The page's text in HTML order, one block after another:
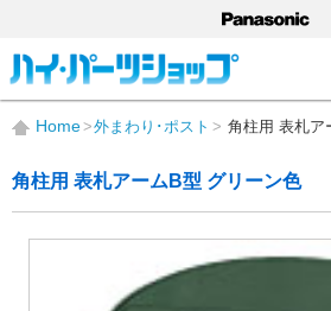
Home 外まわり･ポスト 角柱用 表札ア
角柱用 表札アームB型 グリーン色